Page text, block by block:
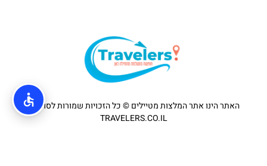
האתר הינו אתר המלצות מטיילים © כל הזכויות שמורות לסוכנות
TRAVELERS.CO.IL